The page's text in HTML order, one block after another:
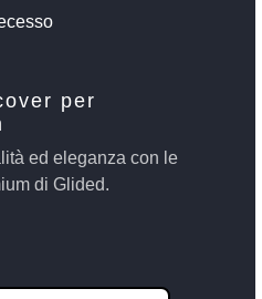
per
ed eleganza con le
di Glided.